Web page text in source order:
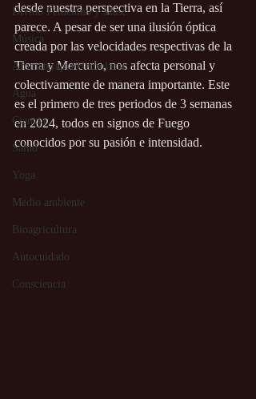
Divino Femenino y Masc.
Música
Aromaterapia/Herbolaria
Agua
Ciencia
Salud
Yoga
Medio ambiente
Bioagricultura
Autocuidado
Consciencia
desde nuestra perspectiva en la Tierra, así
parece. A pesar de ser una ilusión óptica
creada por las velocidades respectivas de la
Tierra y Mercurio, nos afecta personal y
colectivamente de manera importante. Este
es el primero de tres periodos de 3 semanas
en 2024, todos en signos de Fuego
conocidos por su pasión e intensidad.